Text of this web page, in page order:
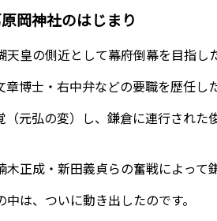
岡神社のはじまり
皇の側近として幕府倒幕を目指し
博士・右中弁などの要職を歴任し
（元弘の変）し、鎌倉に連行され
正成・新田義貞らの奮戦によって
は、ついに動き出したのです。